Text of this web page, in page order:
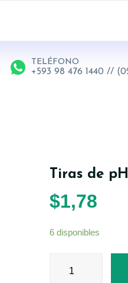
TELÉFONO
+593 98 476 1440 //
Tiras de
$1,78
6 disponibles